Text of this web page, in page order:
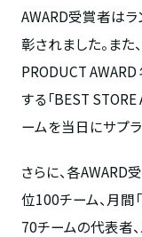
AWARD受賞者はラ
彰されました。また
PRODUCT AWARD
する「BEST STORE
ームを当日にサプ
さらに、各AWARD
位100チーム、月間「
70チームの代表者